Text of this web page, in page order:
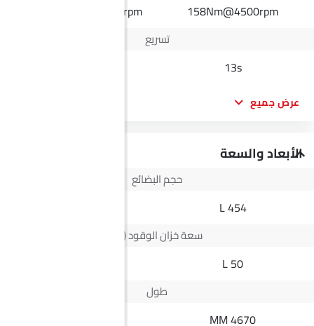
158Nm@4500rpm
430Nm@1600-2200rpm
تسريع
13s
عرض جميع
الأبعاد والسعة
حجم البضائع
454 L
سعة خزان الوقود (لتر)
50 L
طول
4670 MM